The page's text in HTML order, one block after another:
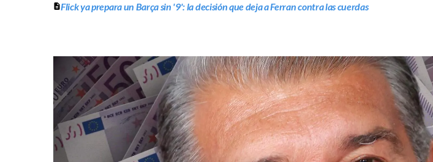
Flick ya prepara un Barça sin '9': la decisión que deja a Ferran contra las cuerdas